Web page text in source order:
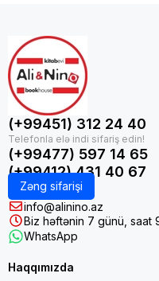
(+99451) 312 24 40
(+99477) 597 14 65
(+99412) 431 40 67
Zəng sifarişi
info@alinino.az
Biz həftənin 7 günü, saat
WhatsApp
Haqqımızda